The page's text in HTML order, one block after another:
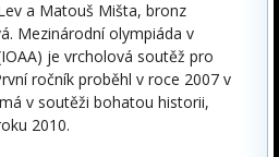
a Matouš Mišta, bronz
Mezinárodní olympiáda v
je vrcholová soutěž pro
ročník proběhl v roce 2007 v
v soutěži bohatou historii,
2010.